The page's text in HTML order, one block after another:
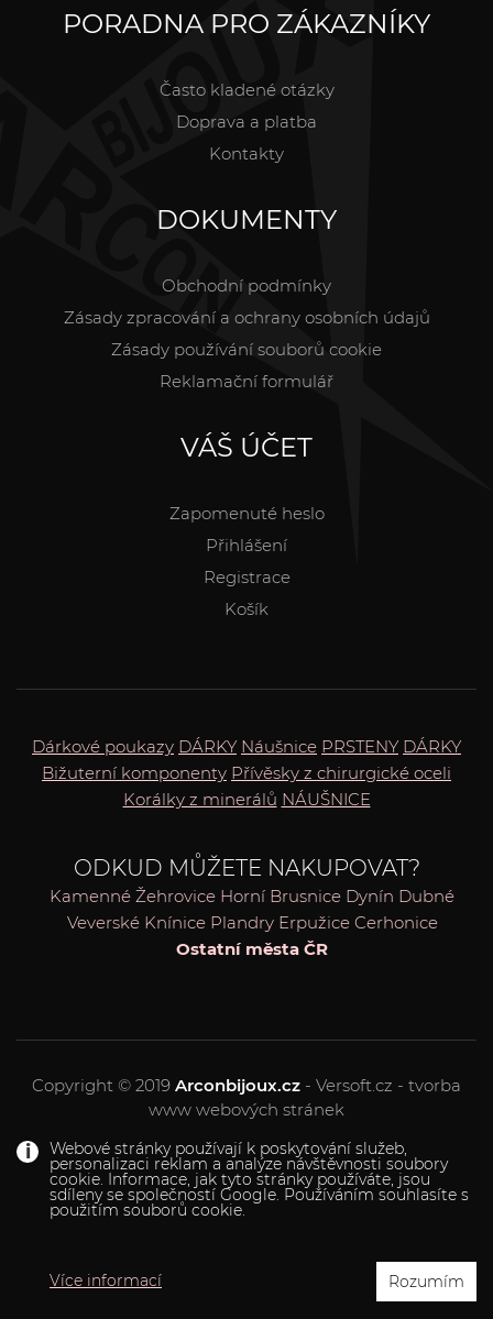
Webové stránky používají k poskytování služeb,
personalizaci reklam a analýze návštěvnosti soubory
cookie. Informace, jak tyto stránky používáte, jsou
sdíleny se společností Google. Používáním souhlasíte s
použitím souborů cookie.
Více informací Rozumím
PORADNA PRO ZÁKAZNÍKY
Často kladené otázky
Doprava a platba
Kontakty
DOKUMENTY
Obchodní podmínky
Zásady zpracování a ochrany osobních údajů
Zásady používání souborů cookie
Reklamační formulář
VÁŠ ÚČET
Zapomenuté heslo
Přihlášení
Registrace
Košík
Dárkové poukazy DÁRKY Náušnice PRSTENY DÁRKY
Bižuterní komponenty Přívěsky z chirurgické oceli
Korálky z minerálů NÁUŠNICE
ODKUD MŮŽETE NAKUPOVAT?
Kamenné Žehrovice Horní Brusnice Dynín Dubné
Veverské Knínice Plandry Erpužice Cerhonice
Ostatní města ČR
Copyright © 2019 Arconbijoux.cz - Versoft.cz - tvorba
www webových stránek